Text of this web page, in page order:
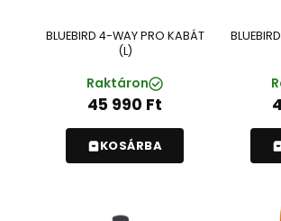
BLUEBIRD 4-WAY PRO KABÁT
(L)
Raktáron
45 990 Ft
KOSÁRBA